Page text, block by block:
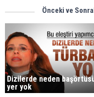
Önceki ve
Dizilerde neden
yer yok